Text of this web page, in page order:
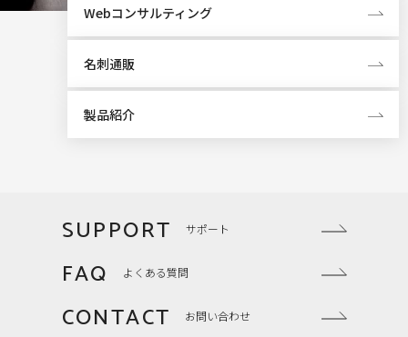
Webコンサルティング
名刺通販
製品紹介
SUPPORT サポート
FAQ よくある質問
CONTACT お問い合わせ